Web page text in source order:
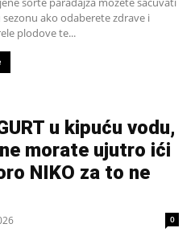
ako odaberete zdrave i
plodove te...
u kipuću vodu,
morate ujutro ići
NIKO za to ne
0